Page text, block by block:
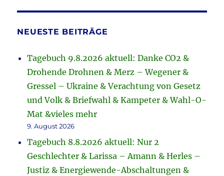
NEUESTE BEITRÄGE
Tagebuch 9.8.2026 aktuell: Danke CO2 &
Drohende Drohnen & Merz – Wegener &
Gressel – Ukraine & Verachtung von Gesetz
und Volk & Briefwahl & Kampeter & Wahl-O-
Mat &vieles mehr
9. August 2026
Tagebuch 8.8.2026 aktuell: Nur 2
Geschlechter & Larissa – Amann & Herles –
Justiz & Energiewende-Abschaltungen &